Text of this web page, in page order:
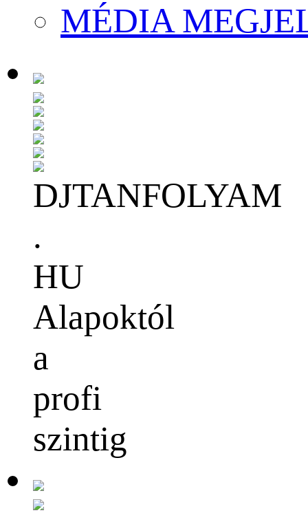
MÉDIA
DJTANFOLYAM
.
HU
Alapoktól
a
profi
szintig